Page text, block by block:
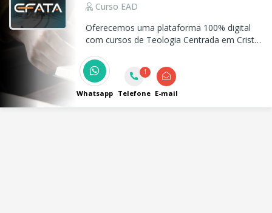
Curso EAD
Oferecemos uma plataforma 100% digital
com cursos de Teologia Centrada em Cristo
desenvolver conosco e alcançar novos
patamares em sua jornada de fé!
Whatsapp
1
Telefone E-mail